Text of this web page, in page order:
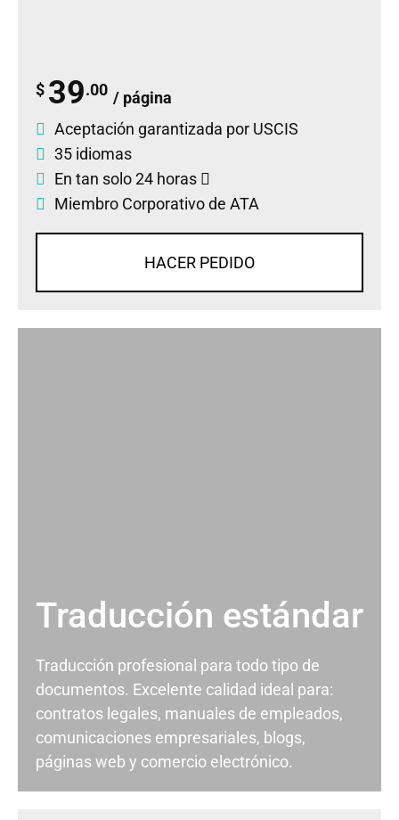
$ 39.00 / página
Aceptación garantizada por USCIS
35 idiomas
En tan solo 24 horas
Miembro Corporativo de ATA
HACER PEDIDO
Traducción estándar
Traducción profesional para todo tipo de
documentos. Excelente calidad ideal para:
contratos legales, manuales de empleados,
comunicaciones empresariales, blogs,
páginas web y comercio electrónico.